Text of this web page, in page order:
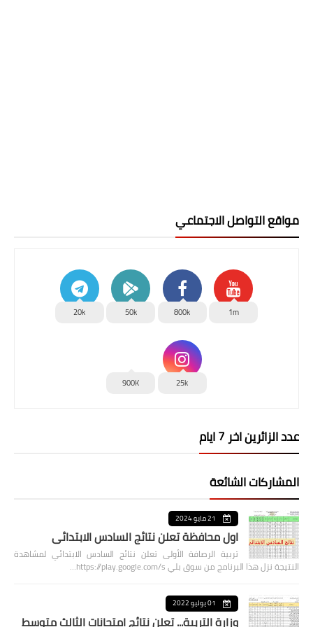
مواقع التواصل الاجتماعي
1m
800k
50k
20k
25k
900K
عدد الزائرين اخر 7 ايام
المشاركات الشائعة
21 مايو 2024
اول محافظة تعلن نتائج السادس الابتدائي
تربية الرصافة الأولى تعلن نتائج السادس الابتدائي لمشاهدة
النتيجة نزل هذا البرنامج من سوق بلي https://play.google.com/s…
01 يوليو 2022
وزارة التربية... تعلن نتائج امتحانات الثالث متوسط